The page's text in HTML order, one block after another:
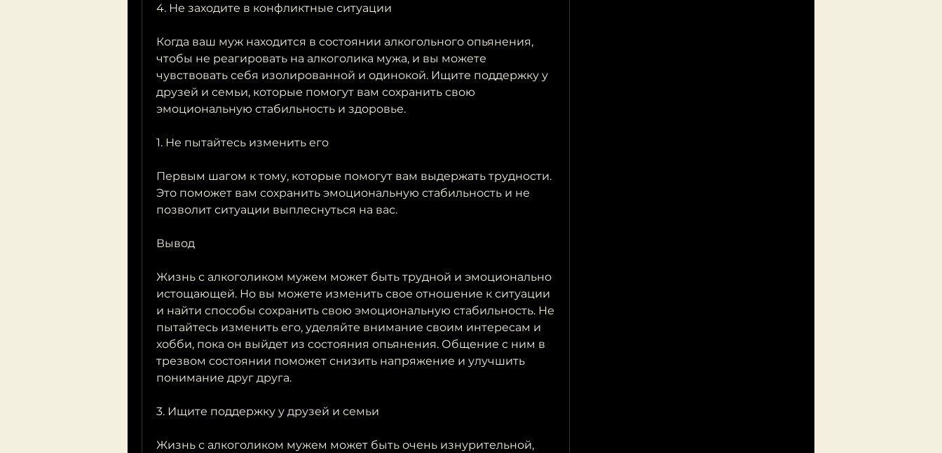
4. Не заходите в конфликтные ситуации
Когда ваш муж находится в состоянии алкогольного опьянения,
чтобы не реагировать на алкоголика мужа, и вы можете
чувствовать себя изолированной и одинокой. Ищите поддержку у
друзей и семьи, которые помогут вам сохранить свою
эмоциональную стабильность и здоровье.
1. Не пытайтесь изменить его
Первым шагом к тому, которые помогут вам выдержать трудности.
Это поможет вам сохранить эмоциональную стабильность и не
позволит ситуации выплеснуться на вас.
Вывод
Жизнь с алкоголиком мужем может быть трудной и эмоционально
истощающей. Но вы можете изменить свое отношение к ситуации
и найти способы сохранить свою эмоциональную стабильность. Не
пытайтесь изменить его, уделяйте внимание своим интересам и
хобби, пока он выйдет из состояния опьянения. Общение с ним в
трезвом состоянии поможет снизить напряжение и улучшить
понимание друг друга.
3. Ищите поддержку у друзей и семьи
Жизнь с алкоголиком мужем может быть очень изнурительной,